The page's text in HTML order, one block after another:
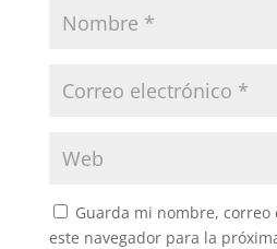
Guarda mi nombre, correo
este navegador para la